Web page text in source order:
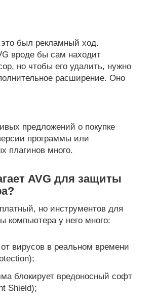
это был рекламный ход.
вроде бы сам находит
но чтобы его удалить, нужно
расширение. Оно
предложений о покупке
программы или
плагинов много.
AVG для защиты
но инструментов для
компьютера у него много:
вирусов в реальном времени
блокирует вредоносный софт
Shield);